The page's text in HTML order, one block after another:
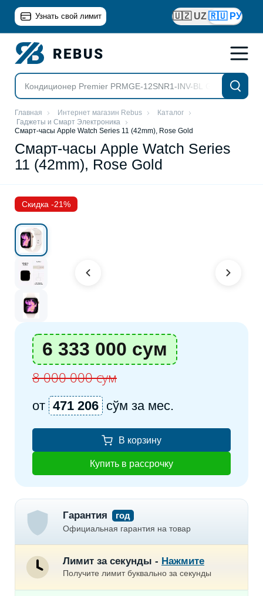
Узнать свой лимит 🇺🇿 UZ🇷🇺 РУ
Главная Интернет магазин Rebus
Каталог
Гаджеты и Смарт Электроника
Смарт-часы Apple Watch Series 11 (42mm), Rose Gold
Смарт-часы Apple Watch Series
11 (42mm), Rose Gold
Скидка -21%
6 333 000 сум
8 000 000 сум
от 471 206 сўм за мес.
В корзину
Купить в рассрочку
Гарантия год
Официальная гарантия на товар
Лимит за секунды - Нажмите
Получите лимит буквально за секунды